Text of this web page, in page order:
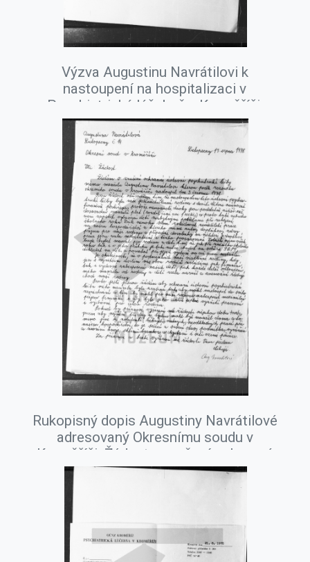
Výzva Augustinu Navrátilovi k
nastoupení na hospitalizaci v
Psychiatrické léčebně v Kroměříži,
březen 1978.
Rukopisný dopis Augustiny Navrátilové
adresovaný Okresnímu soudu v
Kroměříži. Žádost o zrušení ochranné
ústavní psychiatrické léčby jejího
manžela Augustina Navrátila, srpen